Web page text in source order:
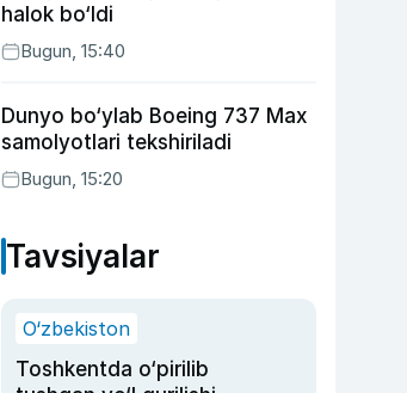
halok bo‘ldi
Bugun, 15:40
Dunyo bo‘ylab Boeing 737 Max
samolyotlari tekshiriladi
Bugun, 15:20
Tavsiyalar
O‘zbekiston
Toshkentda o‘pirilib